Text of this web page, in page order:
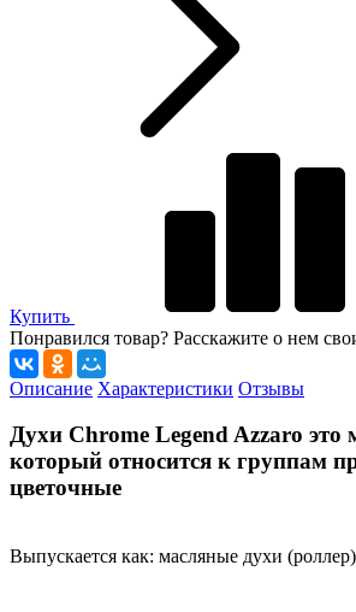
Купить
Понравился товар? Расскажите о нем
Описание Характеристики Отзывы
Духи Chrome Legend Azzaro это
который относится к группам
цветочные
Выпускается как: масляные духи (роллер)